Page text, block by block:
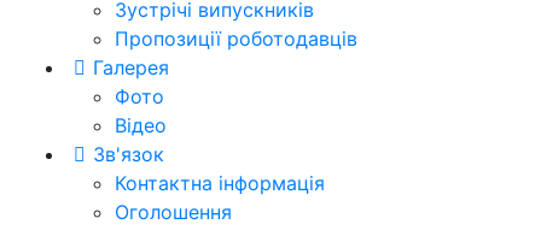
Зустрічі випускників
Пропозиції роботодавців
Галерея
Фото
Відео
Зв'язок
Контактна інформація
Оголошення